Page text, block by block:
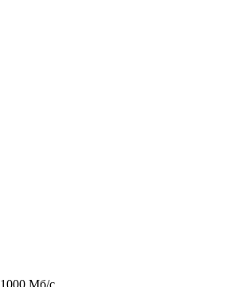
1000 Мб/c